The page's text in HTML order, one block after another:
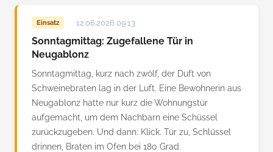
Einsatz 12.06.2026 09:13
Sonntagmittag: Zugefallene Tür in
Neugablonz
Sonntagmittag, kurz nach zwölf, der Duft von
Schweinebraten lag in der Luft. Eine Bewohnerin aus
Neugablonz hatte nur kurz die Wohnungstür
aufgemacht, um dem Nachbarn eine Schüssel
zurückzugeben. Und dann: Klick. Tür zu, Schlüssel
drinnen, Braten im Ofen bei 180 Grad.